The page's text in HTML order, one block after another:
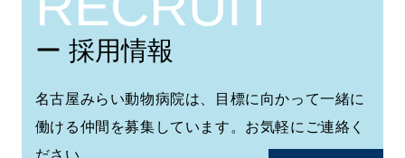
ー 採用情報
名古屋みらい動物病院は、目標に向かって一緒に
働ける仲間を募集しています。お気軽にご連絡く